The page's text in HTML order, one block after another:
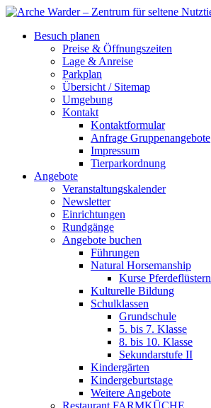
Besuch planen
Preise & Öffnungszeiten
Lage & Anreise
Parkplan
Übersicht / Sitemap
Umgebung
Kontakt
Kontaktformular
Anfrage Gruppenangebote
Impressum
Tierparkordnung
Angebote
Veranstaltungskalender
Newsletter
Einrichtungen
Rundgänge
Angebote buchen
Führungen
Natural Horsemanship
Kurse Pferdeflüstern
Kulturelle Bildung
Schulklassen
Grundschule
5. bis 7. Klasse
8. bis 10. Klasse
Sekundarstufe II
Kindergärten
Kindergeburtstage
Weitere Angebote
Restaurant FARMKÜCHE